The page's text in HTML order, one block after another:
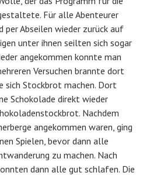
Für alle Abenteurer
per Abseilen wieder zurück auf
unter ihnen seilten sich sogar
angekommen konnte man
Versuchen brannte dort
sich Stockbrot machen. Dort
Schokolade direkt wieder
Nachdem
angekommen waren, ging
Spielen, bevor dann alle
zu machen. Nach
dann alle gut schlafen. Die